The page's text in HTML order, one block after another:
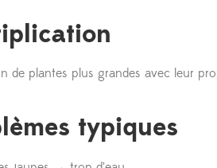
de plantes plus grandes avec leur
typiques